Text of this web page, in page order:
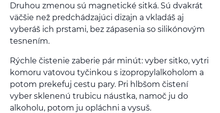
Druhou zmenou sú magnetické sitká. Sú dvakrát
väčšie než predchádzajúci dizajn a vkladáš aj
vyberáš ich prstami, bez zápasenia so silikónovým
tesnením.
Rýchle čistenie zaberie pár minút: vyber sitko, vytri
komoru vatovou tyčinkou s izopropylalkoholom a
potom prekefuj cestu pary. Pri hlbšom čistení
vyber sklenenú trubicu náustka, namoč ju do
alkoholu, potom ju opláchni a vysuš.